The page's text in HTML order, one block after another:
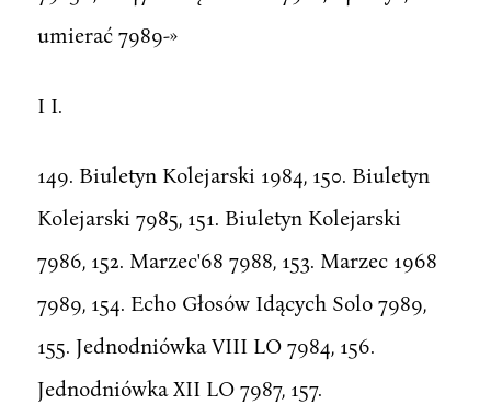
umierać 7989-»
I I.
149. Biuletyn Kolejarski 1984, 150. Biuletyn
Kolejarski 7985, 151. Biuletyn Kolejarski
7986, 152. Marzec'68 7988, 153. Marzec 1968
7989, 154. Echo Głosów Idących Solo 7989,
155. Jednodniówka VIII LO 7984, 156.
Jednodniówka XII LO 7987, 157.